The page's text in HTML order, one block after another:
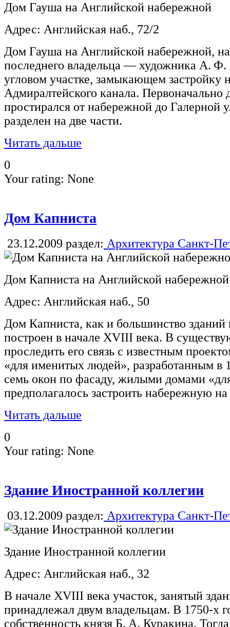
Дом Гауша на Английской набережной
Адрес: Английская наб., 72/2
Дом Гауша на Английской набережной,
последнего владельца — художника А.
угловом участке, замыкающем застройку
Адмиралтейского канала. Первоначально
простирался от набережной до Галерной
разделен на две части.
Читать дальше
0
Your rating: None
Дом Капниста
23.12.2009 раздел: Архитектура Санкт-
Дом Капниста на Английской набережной
Адрес: Английская наб., 50
Дом Капниста, как и большинство
построен в начале XVIII века. В
проследить его связь с известным
«для именитых людей», разработанным в
семь окон по фасаду, жилыми домами
предполагалось застроить набережную
Читать дальше
0
Your rating: None
Здание Иностранной коллегии
03.12.2009 раздел: Архитектура Санкт-
Здание Иностранной коллегии
Адрес: Английская наб., 32
В начале XVIII века участок, занятый
принадлежал двум владельцам. В 1750-х
собственность князя Б. А. Куракина.